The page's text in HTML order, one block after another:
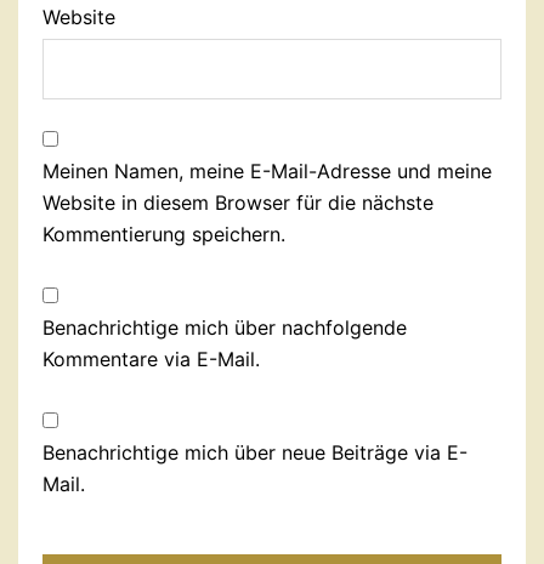
Website
Meinen Namen, meine E-Mail-Adresse und meine
Website in diesem Browser für die nächste
Kommentierung speichern.
Benachrichtige mich über nachfolgende
Kommentare via E-Mail.
Benachrichtige mich über neue Beiträge via E-
Mail.